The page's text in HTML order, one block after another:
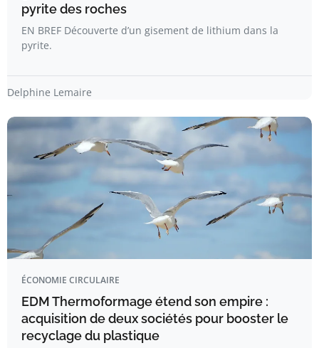
pyrite des roches
EN BREF Découverte d’un gisement de lithium dans la
pyrite.
Delphine Lemaire
ÉCONOMIE CIRCULAIRE
EDM Thermoformage étend son empire :
acquisition de deux sociétés pour booster le
recyclage du plastique